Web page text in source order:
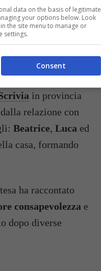
– buttalapasta.it
in provincia
relazione con
Beatrice, Luca ed
casa, formando
ha raccontato
consapevolezza e
dopo diverse
data on the basis of legitimate
your options below. Look
the site menu to manage or
settings.
Consent